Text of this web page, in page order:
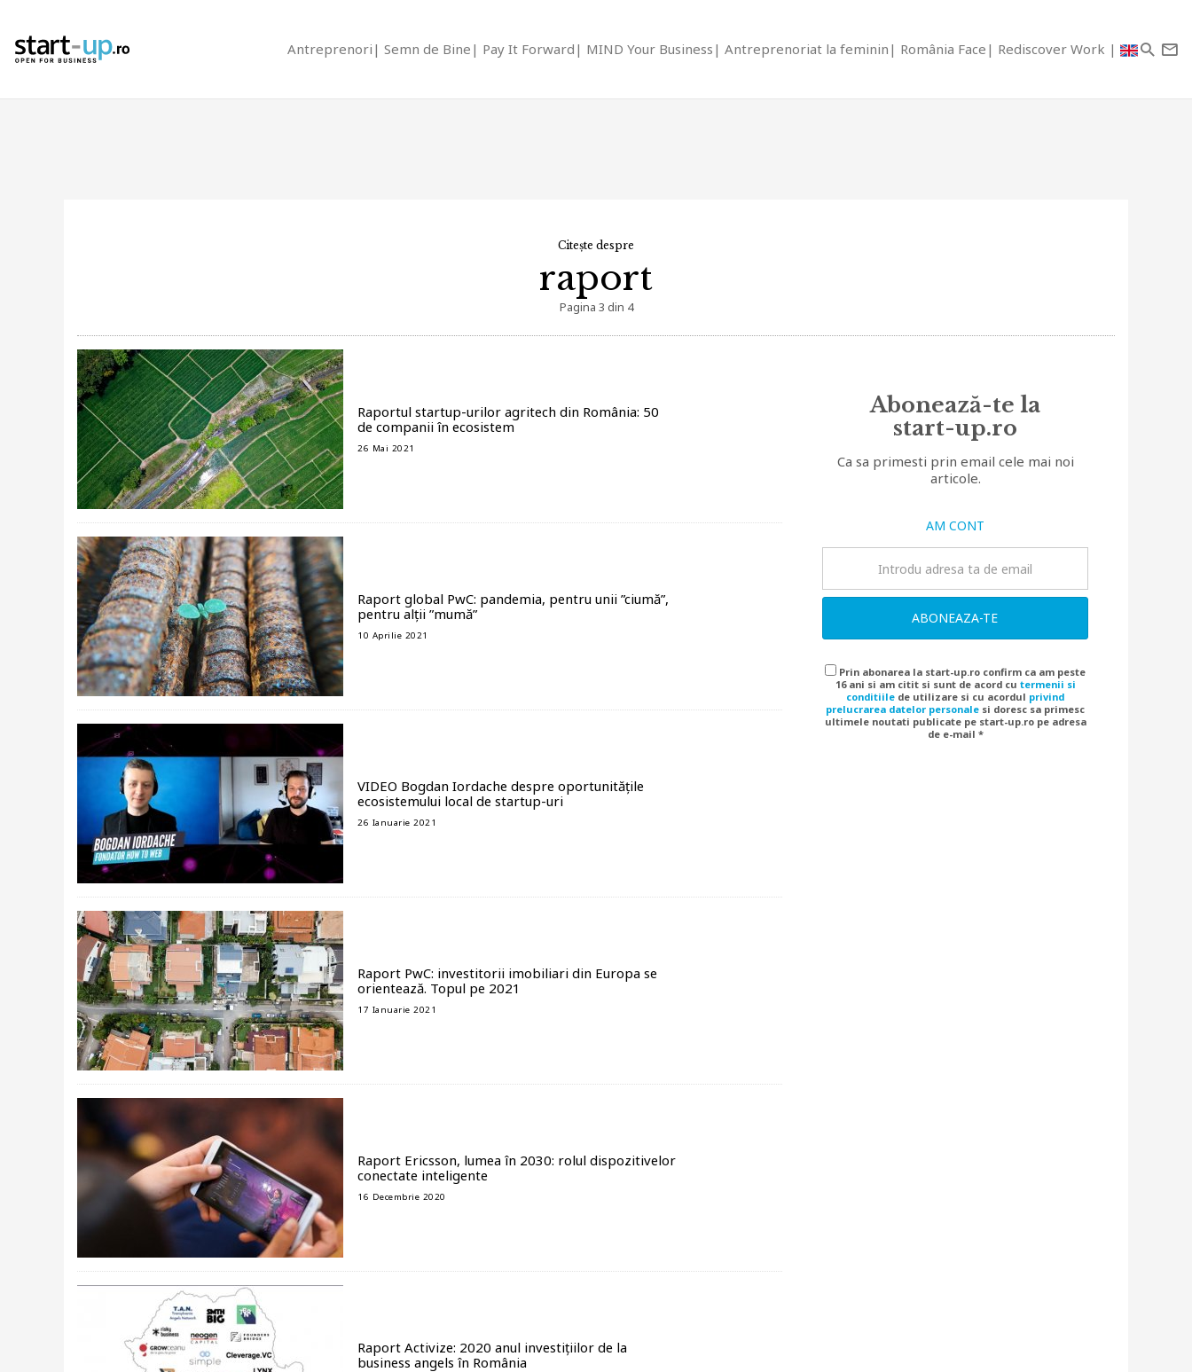
Antreprenori Semn de Bine Pay It Forward MIND Your Business Antreprenoriat la feminin România Face Rediscover Work
Citește despre
raport
Pagina 3 din 4
Abonează-te la
start-up.ro
Ca sa primesti prin email cele mai noi
articole.
AM CONT
ABONEAZA-TE
Prin abonarea la start-up.ro confirm ca am peste
16 ani si am citit si sunt de acord cu termenii si
conditiile de utilizare si cu acordul privind
prelucrarea datelor personale si doresc sa primesc
ultimele noutati publicate pe start-up.ro pe adresa
de e-mail *
Raportul startup-urilor agritech din România: 50
de companii în ecosistem
26 Mai 2021
Raport global PwC: pandemia, pentru unii ”ciumă”,
pentru alții ”mumă”
10 Aprilie 2021
VIDEO Bogdan Iordache despre oportunitățile
ecosistemului local de startup-uri
26 Ianuarie 2021
Raport PwC: investitorii imobiliari din Europa se
orientează. Topul pe 2021
17 Ianuarie 2021
Raport Ericsson, lumea în 2030: rolul dispozitivelor
conectate inteligente
16 Decembrie 2020
Raport Activize: 2020 anul investițiilor de la
business angels în România